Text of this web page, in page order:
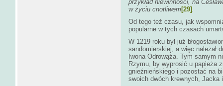
przykład niewinności, na
w życiu cnotliwem[29].
Od tego też czasu, jak
popularne w tych czasach
W 1219 roku był już
sandomierskiej, a więc należał
Iwona Odrowąża. Tym samym
Rzymu, by wyprosić u papieża
gnieźnieńskiego i pozostać na
swoich dwóch krewnych, Jacka